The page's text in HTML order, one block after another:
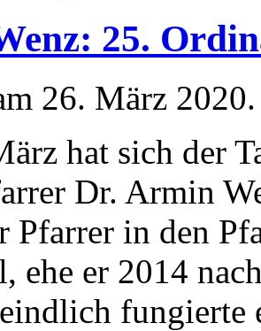
25.
26. März 2020.
hat sich der
Dr. Armin
Pfarrer in den
ehe er 2014
fungierte